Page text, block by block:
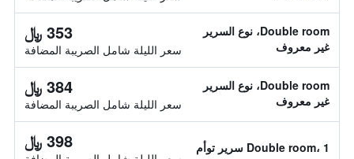
Double room، نوع السرير
غير معروف
353 ﷼
سعر الليلة شامل الصريبة المضافة
Double room، نوع السرير
غير معروف
384 ﷼
سعر الليلة شامل الصريبة المضافة
Double room، 1 سرير توأم 398 ﷼